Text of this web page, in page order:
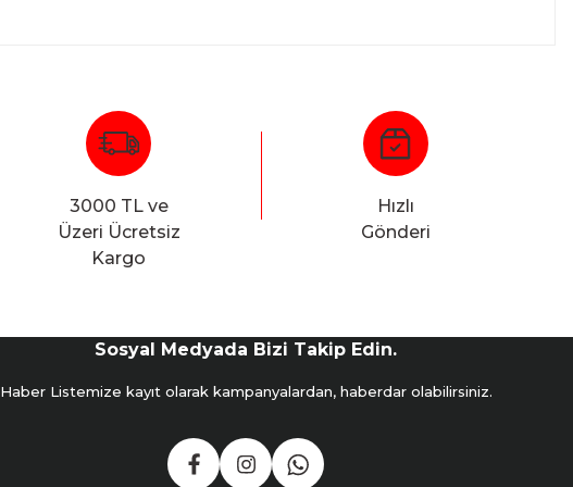
3000 TL ve
Üzeri Ücretsiz
Kargo
Hızlı
Gönderi
Sosyal Medyada Bizi Takip Edin.
Haber Listemize kayıt olarak kampanyalardan, haberdar olabilirsiniz.